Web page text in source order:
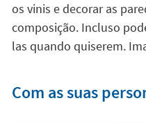
os vinis e decorar as
composição. Incluso
las quando quiserem.
Com as suas